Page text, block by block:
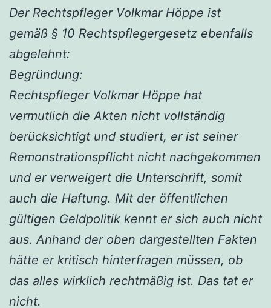
Der Rechtspfleger Volkmar Höppe ist
gemäß § 10 Rechtspflegergesetz ebenfalls
abgelehnt:
Begründung:
Rechtspfleger Volkmar Höppe hat
vermutlich die Akten nicht vollständig
berücksichtigt und studiert, er ist seiner
Remonstrationspflicht nicht nachgekommen
und er verweigert die Unterschrift, somit
auch die Haftung. Mit der öffentlichen
gültigen Geldpolitik kennt er sich auch nicht
aus. Anhand der oben dargestellten Fakten
hätte er kritisch hinterfragen müssen, ob
das alles wirklich rechtmäßig ist. Das tat er
nicht.